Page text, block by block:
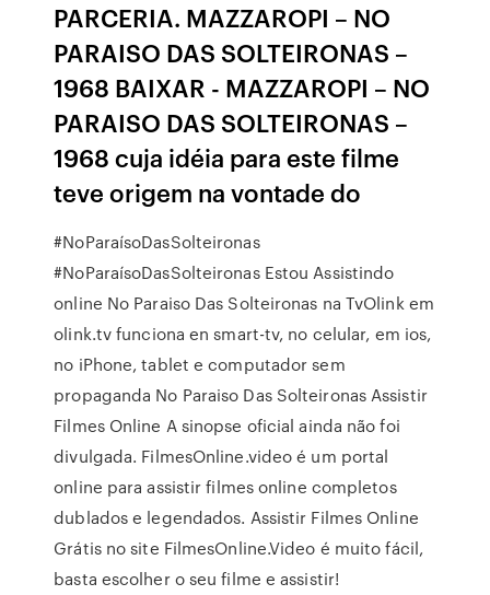
PARCERIA. MAZZAROPI – NO
PARAISO DAS SOLTEIRONAS –
1968 BAIXAR - MAZZAROPI – NO
PARAISO DAS SOLTEIRONAS –
1968 cuja idéia para este filme
teve origem na vontade do
#NoParaísoDasSolteironas
#NoParaísoDasSolteironas Estou Assistindo
online No Paraiso Das Solteironas na TvOlink em
olink.tv funciona en smart-tv, no celular, em ios,
no iPhone, tablet e computador sem
propaganda No Paraiso Das Solteironas Assistir
Filmes Online A sinopse oficial ainda não foi
divulgada. FilmesOnline.video é um portal
online para assistir filmes online completos
dublados e legendados. Assistir Filmes Online
Grátis no site FilmesOnline.Video é muito fácil,
basta escolher o seu filme e assistir!